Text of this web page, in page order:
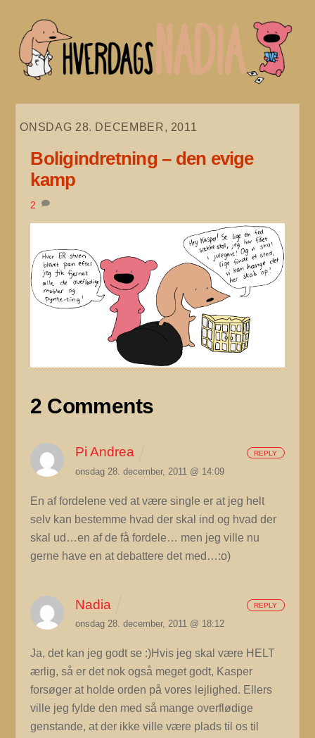
content
ONSDAG 28. DECEMBER, 2011
Boligindretning – den evige
kamp
2
2 Comments
Pi Andrea
onsdag 28. december, 2011 @ 14:09
En af fordelene ved at være single er at jeg helt
selv kan bestemme hvad der skal ind og hvad der
skal ud…en af de få fordele… men jeg ville nu
gerne have en at debattere det med…:o)
REPLY
Nadia
onsdag 28. december, 2011 @ 18:12
Ja, det kan jeg godt se :)Hvis jeg skal være HELT
ærlig, så er det nok også meget godt, Kasper
forsøger at holde orden på vores lejlighed. Ellers
ville jeg fylde den med så mange overflødige
genstande, at der ikke ville være plads til os til
REPLY